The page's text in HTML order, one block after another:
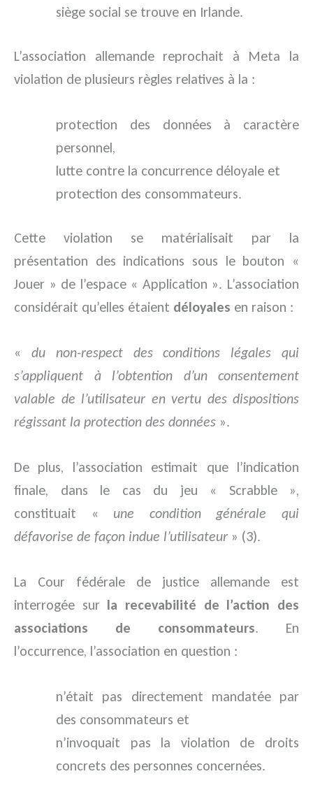
siège social se trouve en Irlande.
L’association allemande reprochait à Meta la
violation de plusieurs règles relatives à la :
protection des données à caractère
personnel,
lutte contre la concurrence déloyale et
protection des consommateurs.
Cette violation se matérialisait par la
présentation des indications sous le bouton «
Jouer » de l’espace « Application ». L’association
considérait qu’elles étaient déloyales en raison :
« du non-respect des conditions légales qui
s’appliquent à l’obtention d’un consentement
valable de l’utilisateur en vertu des dispositions
régissant la protection des données ».
De plus, l’association estimait que l’indication
finale, dans le cas du jeu « Scrabble »,
constituait « une condition générale qui
défavorise de façon indue l’utilisateur » (3).
La Cour fédérale de justice allemande est
interrogée sur la recevabilité de l’action des
associations de consommateurs. En
l’occurrence, l’association en question :
n’était pas directement mandatée par
des consommateurs et
n’invoquait pas la violation de droits
concrets des personnes concernées.